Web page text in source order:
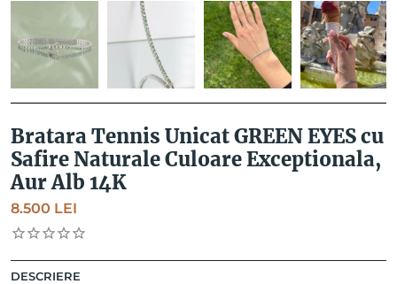
Bratara Tennis Unicat GREEN EYES cu
Safire Naturale Culoare Exceptionala,
Aur Alb 14K
8.500 LEI
DESCRIERE